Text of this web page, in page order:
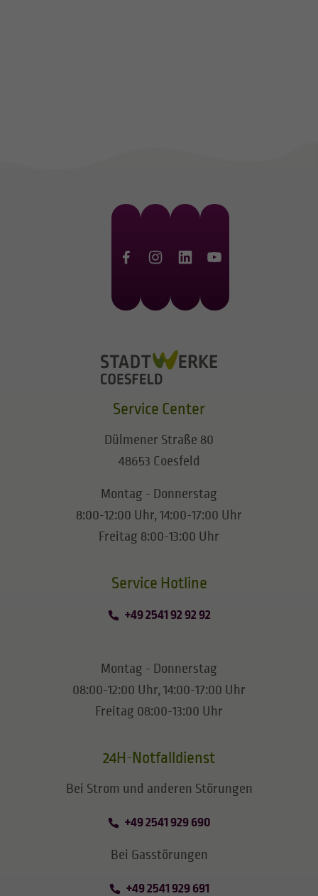
Service Center
Dülmener Straße 80
48653 Coesfeld
Montag - Donnerstag
8:00-12:00 Uhr, 14:00-17:00 Uhr
Freitag 8:00-13:00 Uhr
​​​​​​​Service Hotline
+49 2541 92 92 92
Montag - Donnerstag
08:00-12:00 Uhr, 14:00-17:00 Uhr
Freitag 08:00-13:00 Uhr
24H-Notfalldienst
Bei Strom und anderen Störungen
+49 2541 929 690
Bei Gasstörungen
+49 2541 929 691